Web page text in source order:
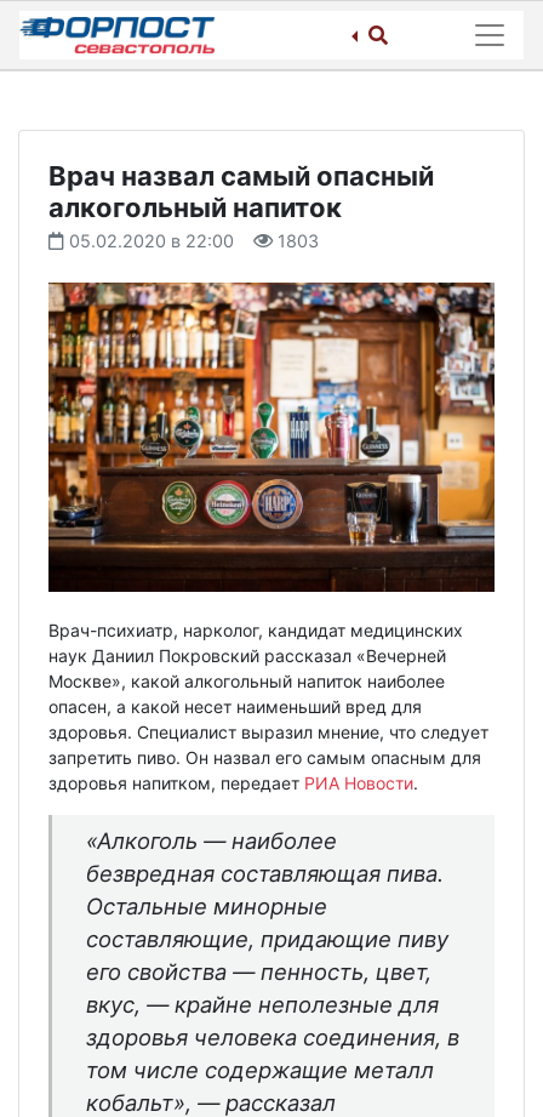
Skip
content
Врач назвал самый опасный
алкогольный напиток
05.02.2020 в 22:00 1803
Врач-психиатр, нарколог, кандидат медицинских
наук Даниил Покровский рассказал «Вечерней
Москве», какой алкогольный напиток наиболее
опасен, а какой несет наименьший вред для
здоровья. Специалист выразил мнение, что следует
запретить пиво. Он назвал его самым опасным для
здоровья напитком, передает РИА Новости.
«Алкоголь — наиболее
безвредная составляющая пива.
Остальные минорные
составляющие, придающие пиву
его свойства — пенность, цвет,
вкус, — крайне неполезные для
здоровья человека соединения, в
том числе содержащие металл
кобальт», — рассказал